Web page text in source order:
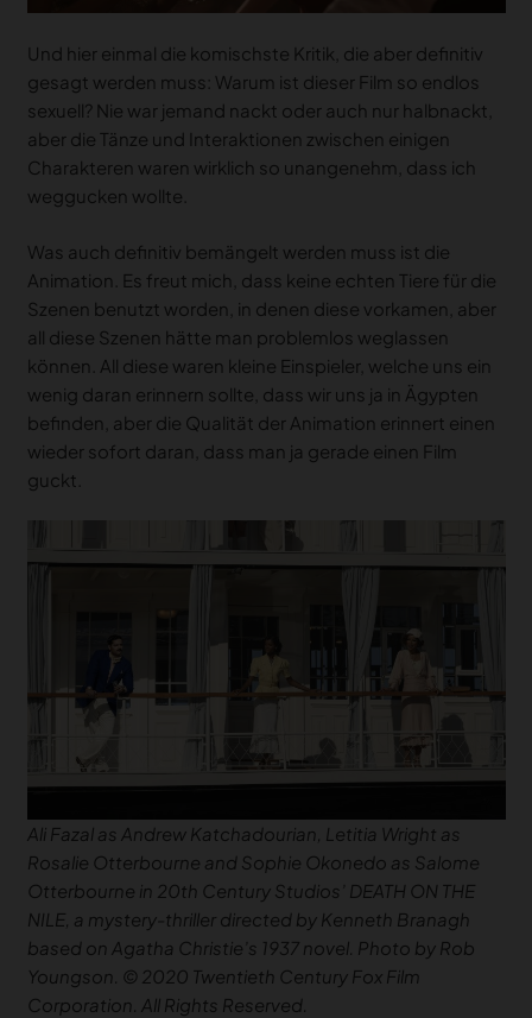
Und hier einmal die komischste Kritik, die aber definitiv
gesagt werden muss: Warum ist dieser Film so endlos
sexuell? Nie war jemand nackt oder auch nur halbnackt,
aber die Tänze und Interaktionen zwischen einigen
Charakteren waren wirklich so unangenehm, dass ich
weggucken wollte.
Was auch definitiv bemängelt werden muss ist die
Animation. Es freut mich, dass keine echten Tiere für die
Szenen benutzt worden, in denen diese vorkamen, aber
all diese Szenen hätte man problemlos weglassen
können. All diese waren kleine Einspieler, welche uns ein
wenig daran erinnern sollte, dass wir uns ja in Ägypten
befinden, aber die Qualität der Animation erinnert einen
wieder sofort daran, dass man ja gerade einen Film
guckt.
Ali Fazal as Andrew Katchadourian, Letitia Wright as
Rosalie Otterbourne and Sophie Okonedo as Salome
Otterbourne in 20th Century Studios’ DEATH ON THE
NILE, a mystery-thriller directed by Kenneth Branagh
based on Agatha Christie’s 1937 novel. Photo by Rob
Youngson. © 2020 Twentieth Century Fox Film
Corporation. All Rights Reserved.